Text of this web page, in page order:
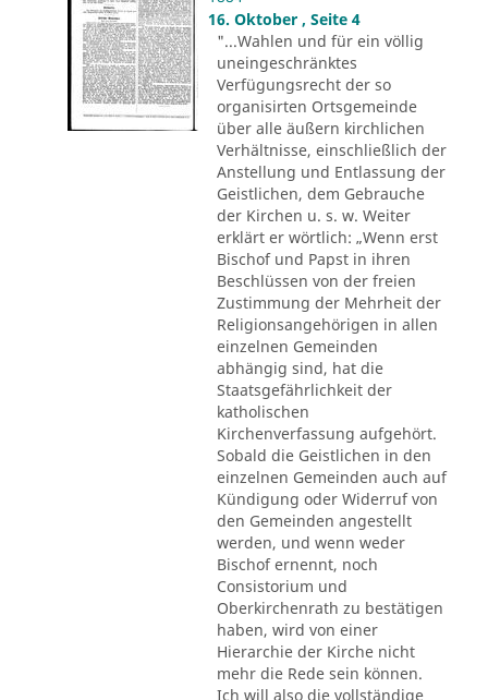
16. Oktober , Seite 4
"...Wahlen und für ein völlig
uneingeschränktes
Verfügungsrecht der so
organisirten Ortsgemeinde
über alle äußern kirchlichen
Verhältnisse, einschließlich der
Anstellung und Entlassung der
Geistlichen, dem Gebrauche
der Kirchen u. s. w. Weiter
erklärt er wörtlich: „Wenn erst
Bischof und Papst in ihren
Beschlüssen von der freien
Zustimmung der Mehrheit der
Religionsangehörigen in allen
einzelnen Gemeinden
abhängig sind, hat die
Staatsgefährlichkeit der
katholischen
Kirchenverfassung aufgehört.
Sobald die Geistlichen in den
einzelnen Gemeinden auch auf
Kündigung oder Widerruf von
den Gemeinden angestellt
werden, und wenn weder
Bischof ernennt, noch
Consistorium und
Oberkirchenrath zu bestätigen
haben, wird von einer
Hierarchie der Kirche nicht
mehr die Rede sein können.
Ich will also die vollständige